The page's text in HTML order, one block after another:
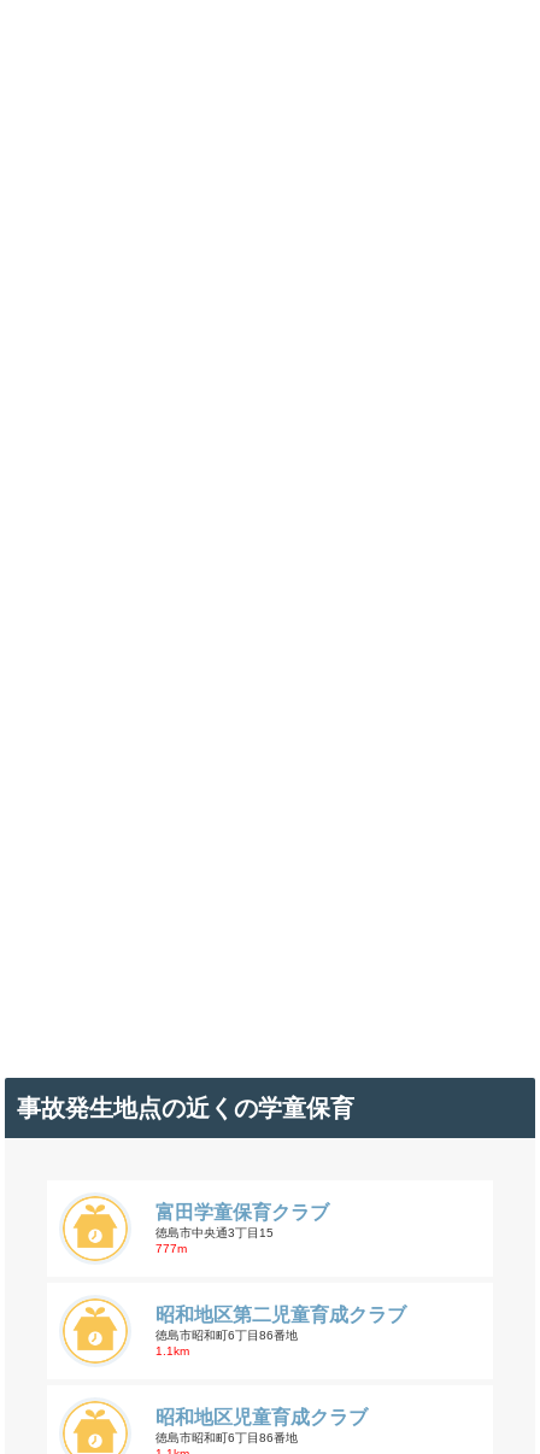
事故発生地点の近くの学童保育
富田学童保育クラブ
徳島市中央通3丁目15
777m
昭和地区第二児童育成クラブ
徳島市昭和町6丁目86番地
1.1km
昭和地区児童育成クラブ
徳島市昭和町6丁目86番地